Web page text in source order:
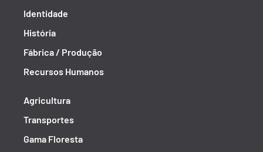
Identidade
História
Fábrica / Produção
Recursos Humanos
Agricultura
Transportes
Gama Floresta